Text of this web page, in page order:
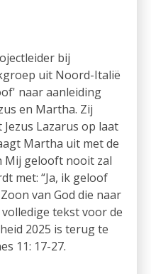
bij
uit Noord-Italië
naar aanleiding
en Martha. Zij
Lazarus op laat
Martha uit met de
Mij gelooft nooit zal
met: “Ja, ik geloof
van God die naar
tekst voor de
2025 is terug te
11: 17-27.